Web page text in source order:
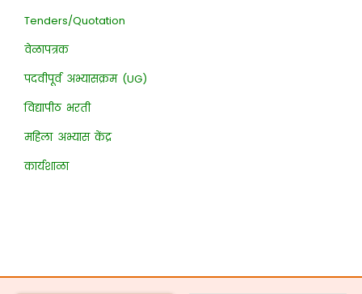
Tenders/Quotation
वेळापत्रक
पदवीपूर्व अभ्यासक्रम (UG)
विद्यापीठ भरती
महिला अभ्यास केंद्र
कार्यशाळा